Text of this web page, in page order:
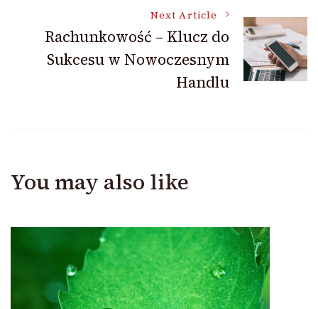
Next Article
Rachunkowość – Klucz do
Sukcesu w Nowoczesnym
Handlu
You may also like